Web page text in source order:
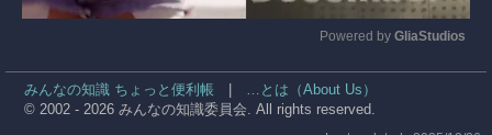
Powered by GliaStudios
みんなの知識 ちょっと便利帳 |
…とは（About Us）
© 2002 - 2026 みんなの知識委員会. All rights reserved.